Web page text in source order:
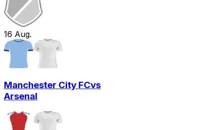
16 Aug.
Manchester City FCvs
Arsenal